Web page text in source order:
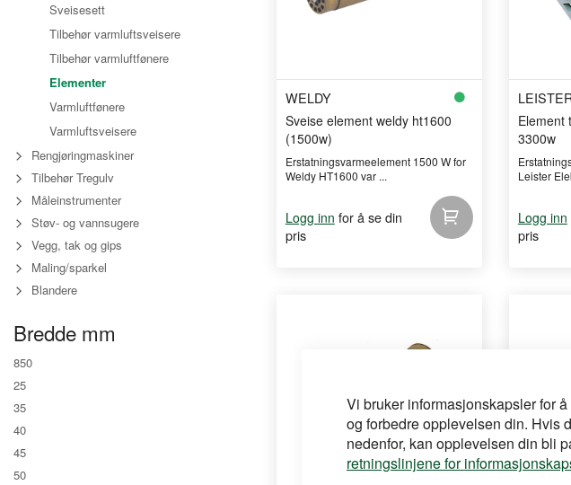
Vi bruker informasjonskapsler for
og forbedre opplevelsen din. Hvis
nedenfor, kan opplevelsen din bli
retningslinjene for
WELDY
Sveise element weldy ht1600
(1500w)
Erstatningsvarmeelement 1500 W for
Weldy HT1600 var ...
Logg inn for å se din
pris
Element
3300w
Leister
Logg inn
pris
Sveisesett
Tilbehør varmluftsveisere
Tilbehør varmluftfønere
Elementer
Varmluftfønere
Varmluftsveisere
Rengjøringmaskiner
Tilbehør Tregulv
Måleinstrumenter
Støv- og vannsugere
Vegg, tak og gips
Maling/sparkel
Blandere
Bredde mm
850
25
35
40
45
50